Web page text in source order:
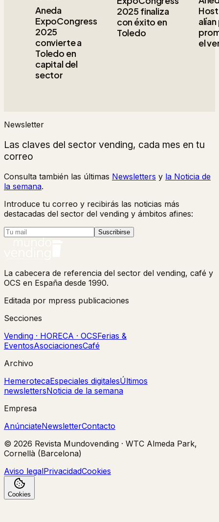
Aneda
ExpoCongress
2025
convierte a
Toledo en
capital del
sector
2025 finaliza
con éxito en
Toledo
el
Newsletter
Las claves del sector vending, cada mes en tu
correo
Consulta también las últimas Newsletters y la Noticia de
la semana.
Introduce tu correo y recibirás las noticias más
destacadas del sector del vending y ámbitos afines:
Suscribirse
La cabecera de referencia del sector del vending, café y
OCS en España desde 1990.
Editada por mpress publicaciones
Secciones
Vending · HORECA · OCSFerias &
EventosAsociacionesCafé
Archivo
HemerotecaEspeciales digitalesÚltimos
newslettersNoticia de la semana
Empresa
AnúnciateNewsletterContacto
© 2026 Revista Mundovending · WTC Almeda Park,
Cornellà (Barcelona)
Aviso legalPrivacidadCookies
Cookies